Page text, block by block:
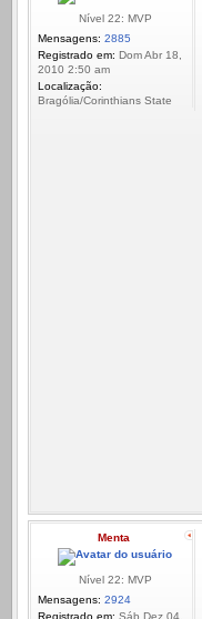
Nível 22: MVP
Mensagens: 2885
Registrado em: Dom Abr 18,
2010 2:50 am
Localização:
Bragólia/Corinthians State
Menta
Nível 22: MVP
Mensagens: 2924
Registrado em: Sáb Dez 04,